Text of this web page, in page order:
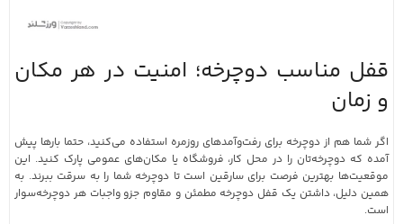
قفل مناسب دوچرخه؛ امنیت در هر مکان
و زمان
اگر شما هم از دوچرخه برای رفت‌وآمدهای روزمره استفاده می‌کنید، حتما بارها پیش
آمده که دوچرخه‌تان را در محل کار، فروشگاه یا مکان‌های عمومی پارک کنید. این
موقعیت‌ها بهترین فرصت برای سارقین است تا دوچرخه شما را به سرقت ببرند. به
همین دلیل، داشتن یک قفل دوچرخه مطمئن و مقاوم جزو واجبات هر دوچرخه‌سوار
است.